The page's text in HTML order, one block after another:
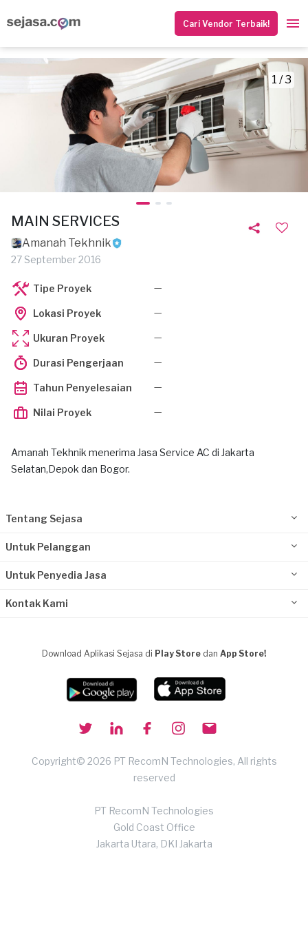
Cari Vendor Terbaik!
1 / 3
MAIN SERVICES
Amanah Tekhnik
27 September 2016
Tipe Proyek —
Lokasi Proyek —
Ukuran Proyek —
Durasi Pengerjaan —
Tahun Penyelesaian —
Nilai Proyek —
Amanah Tekhnik menerima Jasa Service AC di Jakarta
Selatan,Depok dan Bogor.
Tentang Sejasa
Untuk Pelanggan
Untuk Penyedia Jasa
Kontak Kami
Download Aplikasi Sejasa di Play Store dan App Store!
Copyright© 2026 PT RecomN Technologies, All rights
reserved
PT RecomN Technologies
Gold Coast Office
Jakarta Utara, DKI Jakarta